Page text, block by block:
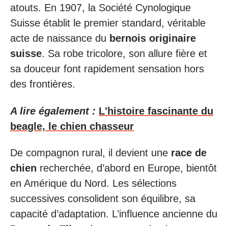
atouts. En 1907, la Société Cynologique
Suisse établit le premier standard, véritable
acte de naissance du bernois originaire
suisse. Sa robe tricolore, son allure fière et
sa douceur font rapidement sensation hors
des frontières.
A lire également : L'histoire fascinante du
beagle, le chien chasseur
De compagnon rural, il devient une race de
chien recherchée, d’abord en Europe, bientôt
en Amérique du Nord. Les sélections
successives consolident son équilibre, sa
capacité d’adaptation. L’influence ancienne du